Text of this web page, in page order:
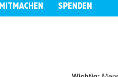
MITMACHEN SPENDEN